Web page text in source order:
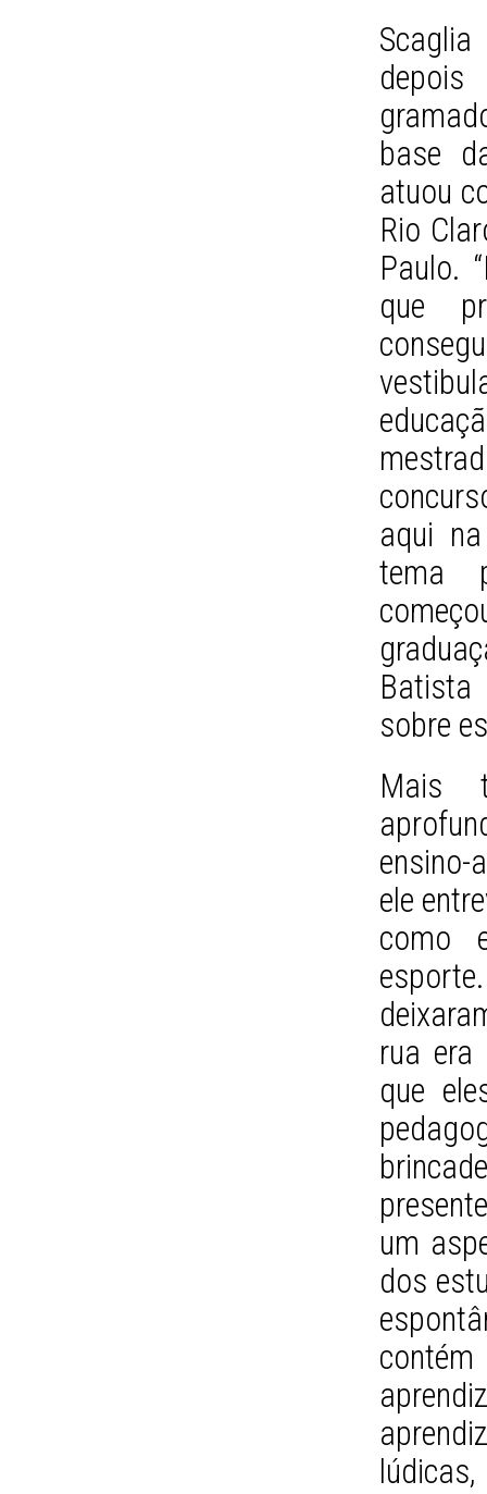
base
atuou
Rio
Paulo.
que
aqui
tema
sobre
Mais
ensino-
ele
como
rua era
que
um
dos